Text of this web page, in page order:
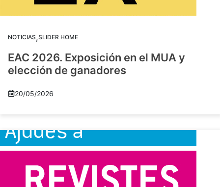
NOTICIAS,SLIDER HOME
EAC 2026. Exposición en el MUA y
elección de ganadores
20/05/2026